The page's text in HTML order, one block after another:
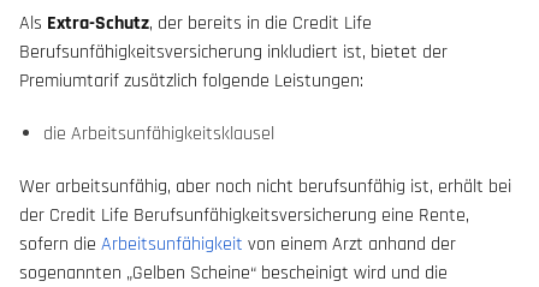
Als Extra-Schutz, der bereits in die Credit Life
Berufsunfähigkeitsversicherung inkludiert ist, bietet der
Premiumtarif zusätzlich folgende Leistungen:
die Arbeitsunfähigkeitsklausel
Wer arbeitsunfähig, aber noch nicht berufsunfähig ist, erhält bei
der Credit Life Berufsunfähigkeitsversicherung eine Rente,
sofern die Arbeitsunfähigkeit von einem Arzt anhand der
sogenannten „Gelben Scheine“ bescheinigt wird und die